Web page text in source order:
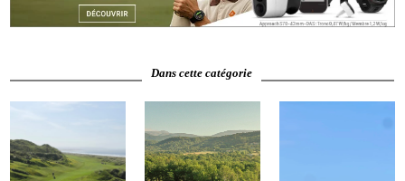
Dans cette catégorie